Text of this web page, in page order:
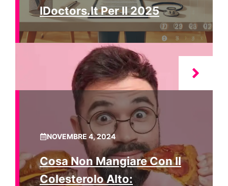
IDoctors.it Per Il 2025
NOVEMBRE 4, 2024
Cosa Non Mangiare Con Il
Colesterolo Alto: